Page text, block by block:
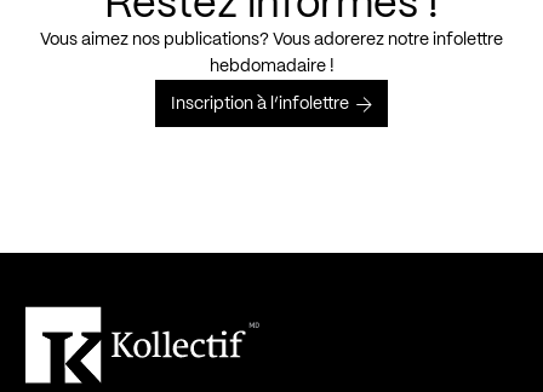
Vous aimez nos publications? Vous adorerez notre infolettre
hebdomadaire !
Inscription à l’infolettre